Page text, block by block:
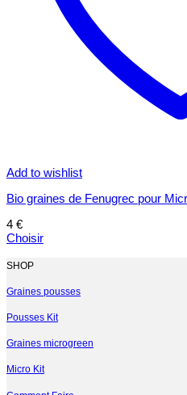
Add to wishlist
Bio graines de Fenugrec pour
4 €
Choisir
produit
plusieurs
Les
peuvent
choisies
sur
SHOP
Graines pousses
Pousses Kit
Graines microgreen
Micro Kit